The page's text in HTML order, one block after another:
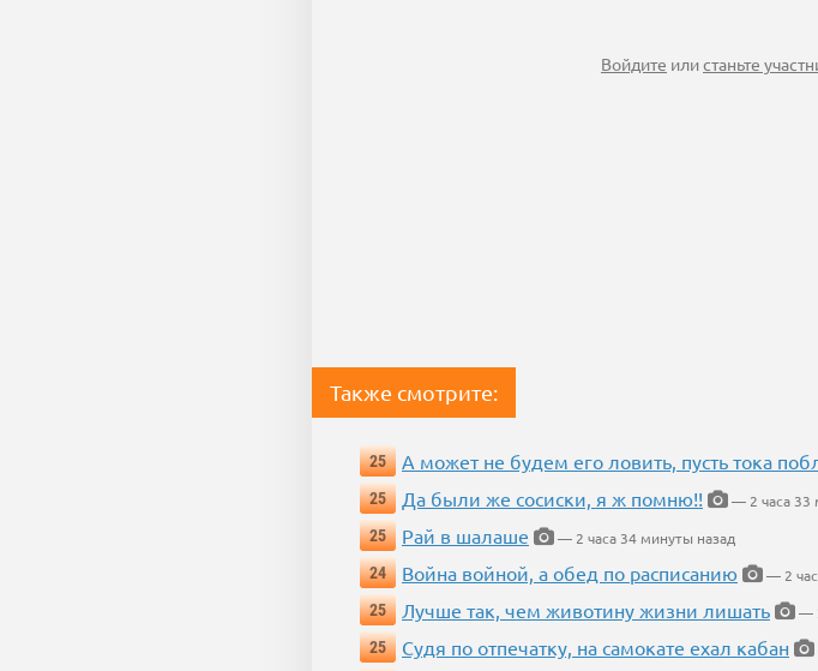
Войдите илистаньте
Также смотрите:
25 А может не будем его ловить, пусть тока
25
Да были же сосиски, я ж помню!!
— 2 часа 33
25
Рай в шалаше
— 2 часа 34 минуты назад
24
Война войной, а обед по расписанию
— 2
25
Лучше так, чем животину жизни лишать
—
25
Судя по отпечатку, на самокате ехал кабан